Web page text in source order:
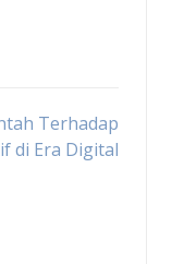
Terhadap
di Era Digital